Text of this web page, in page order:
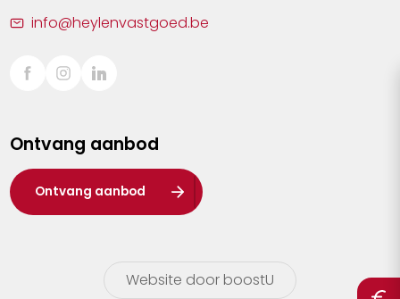
Sint-Truiden
Waasland
Wuustwezel
Zoersel
info@heylenvastgoed.be
Ontvang aanbod
Ontvang aanbod
Website door boostU